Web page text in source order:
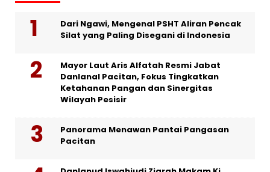
Dari Ngawi, Mengenal PSHT Aliran Pencak
Silat yang Paling Disegani di Indonesia
Mayor Laut Aris Alfatah Resmi Jabat
Danlanal Pacitan, Fokus Tingkatkan
Ketahanan Pangan dan Sinergitas
Wilayah Pesisir
Panorama Menawan Pantai Pangasan
Pacitan